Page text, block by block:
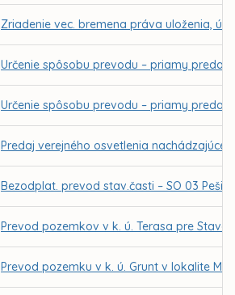
Zriadenie vec. bremena práva uloženia,
Určenie spôsobu prevodu – priamy predaj
Určenie spôsobu prevodu – priamy predaj
Predaj verejného osvetlenia
Bezodplat. prevod stav.časti – SO 03
Prevod pozemkov v k. ú. Terasa pre
Prevod pozemku v k. ú. Grunt v lokalite